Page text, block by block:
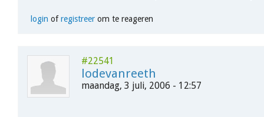
login ofregistreerom te reageren
#22541
lodevanreeth
maandag, 3 juli, 2006 - 12:57